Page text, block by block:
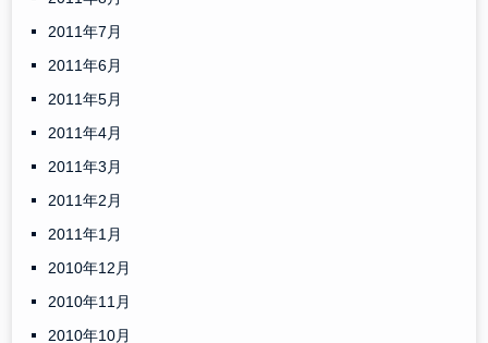
2011年7月
2011年6月
2011年5月
2011年4月
2011年3月
2011年2月
2011年1月
2010年12月
2010年11月
2010年10月